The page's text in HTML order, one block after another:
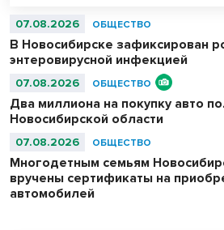
07.08.2026 ОБЩЕСТВО
В Новосибирске зафиксирован
энтеровирусной инфекцией
07.08.2026 ОБЩЕСТВО
Два миллиона на покупку авто
Новосибирской области
07.08.2026 ОБЩЕСТВО
Многодетным семьям
вручены сертификаты на
автомобилей